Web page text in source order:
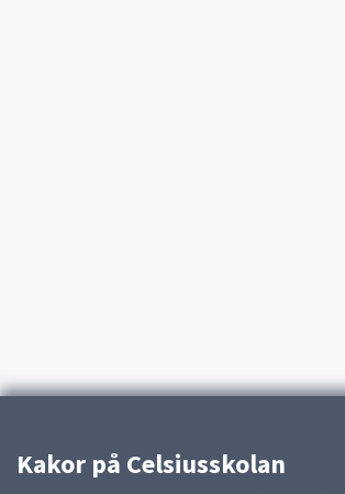
Kakor på Celsiusskolan